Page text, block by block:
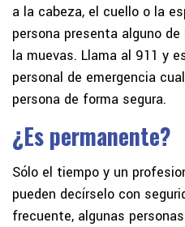
a la cabeza, el cuello o la
persona presenta alguno
la muevas. Llama al 911 y
personal de emergencia
persona de forma segura.
¿Es permanente?
Sólo el tiempo y un
pueden decírselo con
frecuente, algunas